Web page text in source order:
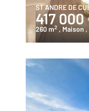
ST ANDRE DE
417 000
260 m2 , Maison,